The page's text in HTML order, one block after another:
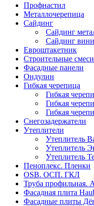
Профнастил
Металлочерепица
Сайдинг
Сайдинг
Сайдинг
Евроштакетник
Строительные смеси
Фасадные панели
Ондулин
Гибкая черепица
Гибкая
Гибкая
Гибкая
Снегозадержатели
Утеплители
Утеплитель
Утеплитель
Утеплитель
Пеноплекс. Пленки
OSB. ОСП. ГКЛ
Труба профильная.
Фасадная плита
Фасадные плиты